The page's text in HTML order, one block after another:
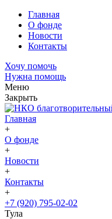
Главная
О фонде
Новости
Контакты
Хочу помочь
Нужна помощь
Меню
Закрыть
Главная
+
О фонде
+
Новости
+
Контакты
+
+7 (920) 795-02-02
Тула